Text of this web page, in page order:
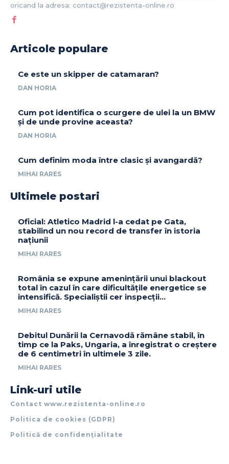
oricand la adresa: contact@rezistenta-online.ro
Articole populare
Ce este un skipper de catamaran?
DAN HORIA
Cum pot identifica o scurgere de ulei la un BMW
și de unde provine aceasta?
DAN HORIA
Cum definim moda între clasic și avangardă?
MIHAI RARES
Ultimele postari
Oficial: Atletico Madrid l-a cedat pe Gata,
stabilind un nou record de transfer în istoria
națiunii
MIHAI RARES
România se expune amenințării unui blackout
total în cazul în care dificultățile energetice se
intensifică. Specialiștii cer inspecții…
MIHAI RARES
Debitul Dunării la Cernavodă rămâne stabil, în
timp ce la Paks, Ungaria, a înregistrat o creștere
de 6 centimetri în ultimele 3 zile.
MIHAI RARES
Link-uri utile
Contact www.rezistenta-online.ro
Politica de cookies (GDPR)
Politică de confidențialitate